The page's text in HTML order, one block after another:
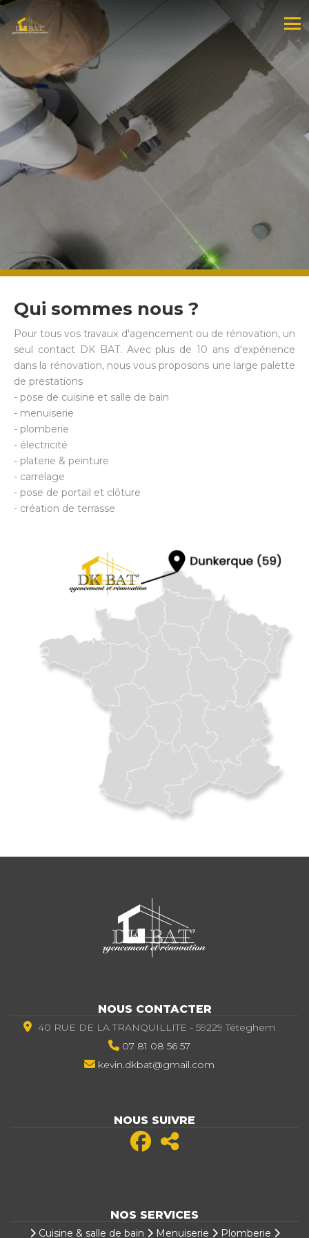
Qui sommes nous ?
Pour tous vos travaux d'agencement ou de rénovation, un
seul contact DK BAT. Avec plus de 10 ans d'expérience
dans la rénovation, nous vous proposons une large palette
de prestations
- pose de cuisine et salle de bain
- menuiserie
- plomberie
- électricité
- platerie & peinture
- carrelage
- pose de portail et clôture
- création de terrasse
NOUS CONTACTER
40 RUE DE LA TRANQUILLITE - 59229 Téteghem
07 81 08 56 57
kevin.dkbat@gmail.com
NOUS SUIVRE
NOS SERVICES
Cuisine & salle de bain Menuiserie Plomberie